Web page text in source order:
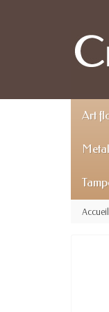
Art
Accueil